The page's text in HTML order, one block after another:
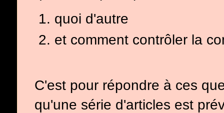
quoi d'autre
et comment contrôler la
C'est pour répondre à ces
qu'une série d'articles est